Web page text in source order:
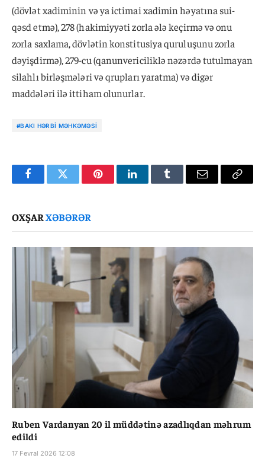
(dövlət xadiminin və ya ictimai xadimin həyatına sui-
qəsd etmə), 278 (hakimiyyəti zorla ələ keçirmə və onu
zorla saxlama, dövlətin konstitusiya quruluşunu zorla
dəyişdirmə), 279-cu (qanunvericiliklə nəzərdə tutulmayan
silahlı birləşmələri və qrupları yaratma) və digər
maddələri ilə ittiham olunurlar.
#BAKI HƏRBI MƏHKƏMƏSI
FacebookTwitter PinterestLinkedInTumblr Email
Copy
OXŞARXƏBƏRƏR
Ruben Vardanyan 20 il müddətinə azadlıqdan məhrum
edildi
17 Fevral 2026 12:08